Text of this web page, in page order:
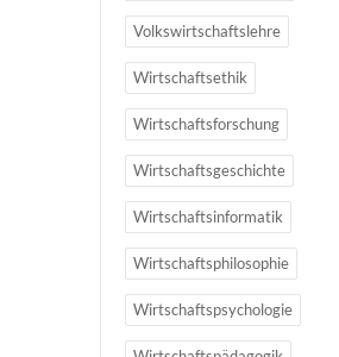
Volkswirtschaftslehre
Wirtschaftsethik
Wirtschaftsforschung
Wirtschaftsgeschichte
Wirtschaftsinformatik
Wirtschaftsphilosophie
Wirtschaftspsychologie